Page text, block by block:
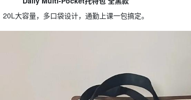
20L大容量，多口袋设计，通勤上课一包搞定。